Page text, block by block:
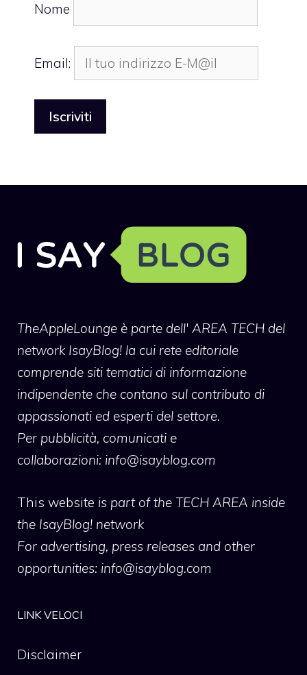
Nome
Email:
TheAppleLounge è parte dell' AREA TECH del
network IsayBlog! la cui rete editoriale
comprende siti tematici di informazione
indipendente che contano sul contributo di
appassionati ed esperti del settore.
Per pubblicità, comunicati e
collaborazioni: info@isayblog.com
This website is part of the TECH AREA inside
the IsayBlog! network
For advertising, press releases and other
opportunities: info@isayblog.com
LINK VELOCI
Disclaimer